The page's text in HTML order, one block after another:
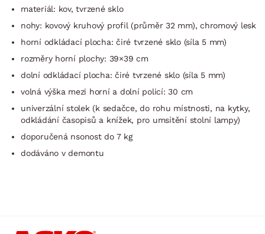
materiál: kov, tvrzené sklo
nohy: kovový kruhový profil (průměr 32 mm), chromový lesk
horní odkládací plocha: čiré tvrzené sklo (síla 5 mm)
rozměry horní plochy: 39×39 cm
dolní odkládací plocha: čiré tvrzené sklo (síla 5 mm)
volná výška mezi horní a dolní policí: 30 cm
univerzální stolek (k sedačce, do rohu místnosti, na kytky,
odkládání časopisů a knížek, pro umsítění stolní lampy)
doporučená nsonost do 7 kg
dodáváno v demontu